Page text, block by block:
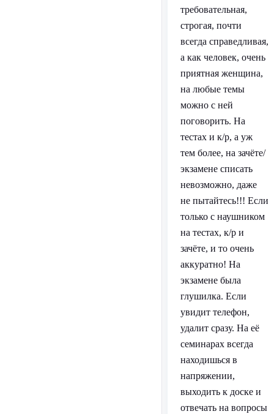
требовательная,
строгая, почти
всегда справедливая,
а как человек, очень
приятная женщина,
на любые темы
можно с ней
поговорить. На
тестах и к/р, а уж
тем более, на зачёте/
экзамене списать
невозможно, даже
не пытайтесь!!! Если
только с наушником
на тестах, к/р и
зачёте, и то очень
аккуратно! На
экзамене была
глушилка. Если
увидит телефон,
удалит сразу. На её
семинарах всегда
находишься в
напряжении,
выходить к доске и
отвечать на вопросы